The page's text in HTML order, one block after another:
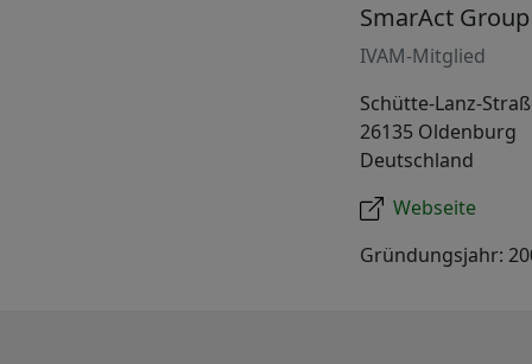
SmarAct Group
IVAM-Mitglied
Schütte-Lanz-
26135 Oldenburg
Deutschland
Webseite
Gründungsjahr: